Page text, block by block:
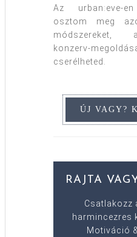
Az urban:eve-
osztom meg
módszereket,
konzerv-
cserélheted.
RAJTA
Csatlakozz
harmincezres
Motiváció